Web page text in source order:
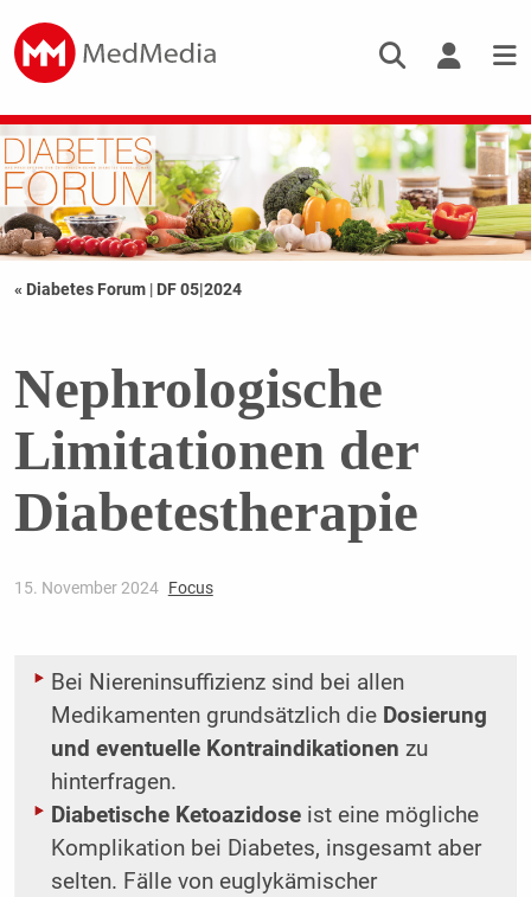
« Diabetes Forum | DF 05|2024
Nephrologische
Limitationen der
Diabetestherapie
15. November 2024 Focus
Bei Niereninsuffizienz sind bei allen
Medikamenten grundsätzlich die Dosierung
und eventuelle Kontraindikationen zu
hinterfragen.
Diabetische Ketoazidoseist eine mögliche
Komplikation bei Diabetes, insgesamt aber
selten. Fälle von euglykämischer